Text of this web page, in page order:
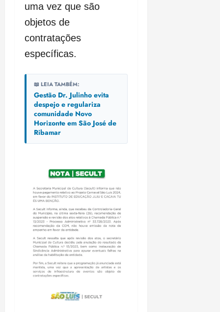
uma vez que são
objetos de
contratações
específicas.
📖 LEIA TAMBÉM:
Gestão Dr. Julinho evita
despejo e regulariza
comunidade Novo
Horizonte em São José de
Ribamar